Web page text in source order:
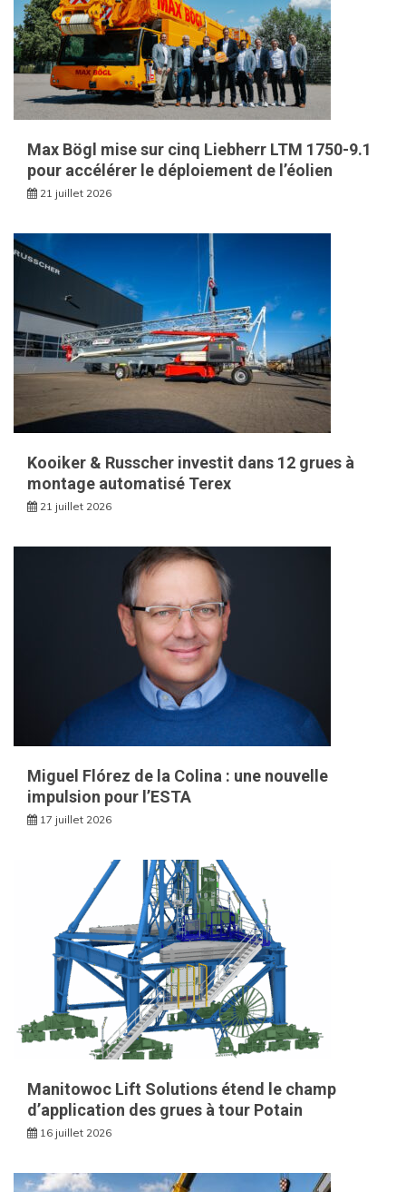
Max Bögl mise sur cinq Liebherr LTM 1750-9.1
pour accélérer le déploiement de l’éolien
21 juillet 2026
Kooiker & Russcher investit dans 12 grues à
montage automatisé Terex
21 juillet 2026
Miguel Flórez de la Colina : une nouvelle
impulsion pour l’ESTA
17 juillet 2026
Manitowoc Lift Solutions étend le champ
d’application des grues à tour Potain
16 juillet 2026